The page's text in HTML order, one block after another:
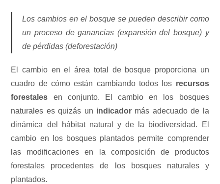
Los cambios en el bosque se pueden describir como
un proceso de ganancias (expansión del bosque) y
de pérdidas (deforestación)
El cambio en el área total de bosque proporciona un
cuadro de cómo están cambiando todos los recursos
forestales en conjunto. El cambio en los bosques
naturales es quizás un indicador más adecuado de la
dinámica del hábitat natural y de la biodiversidad. El
cambio en los bosques plantados permite comprender
las modificaciones en la composición de productos
forestales procedentes de los bosques naturales y
plantados.